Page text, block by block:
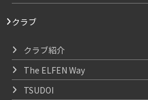
クラブ
クラブ紹介
The ELFEN Way
TSUDOI